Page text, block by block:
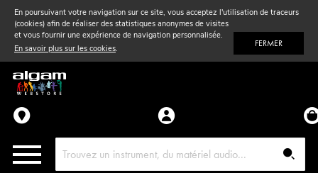
En poursuivant votre navigation sur ce site, vous acceptez l'utilisation de traceurs
(cookies) afin de réaliser des statistiques anonymes de visites
et vous fournir une expérience de navigation personnalisée.
En savoir plus sur les cookies. FERMER
Vent& Violon
Accessoires
Pièces détachées